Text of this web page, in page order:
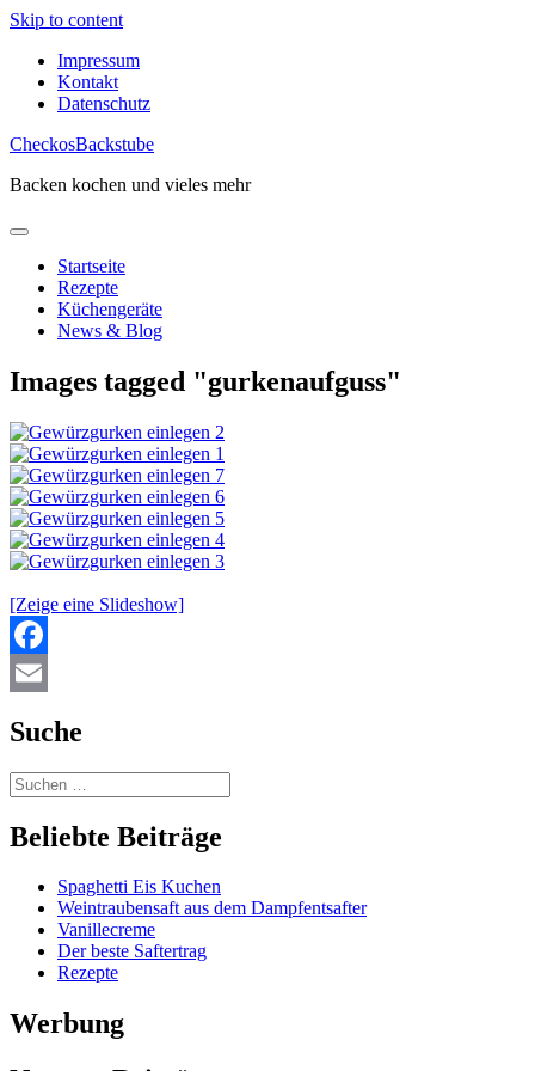
Skip to content
Impressum
Kontakt
Datenschutz
CheckosBackstube
Backen kochen und vieles mehr
Startseite
Rezepte
Küchengeräte
News & Blog
Images tagged "gurkenaufguss"
[Zeige eine Slideshow]
Facebook
Suche
Beliebte Beiträge
Spaghetti Eis Kuchen
Weintraubensaft aus dem Dampfentsafter
Vanillecreme
Der beste Saftertrag
Rezepte
Werbung